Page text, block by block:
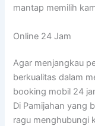
mantap memilih
Online 24 Jam
Agar menjangkau
berkualitas dalam
booking mobil 24
Di Pamijahan yang
ragu menghubungi